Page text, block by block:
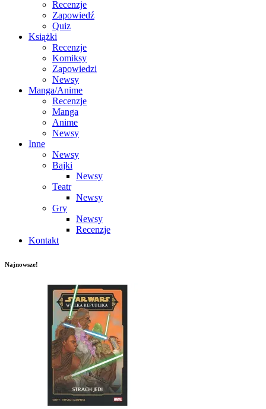
Recenzje
Zapowiedź
Quiz
Książki
Recenzje
Komiksy
Zapowiedzi
Newsy
Manga/Anime
Recenzje
Manga
Anime
Newsy
Inne
Newsy
Bajki
Newsy
Teatr
Newsy
Gry
Newsy
Recenzje
Kontakt
Najnowsze!